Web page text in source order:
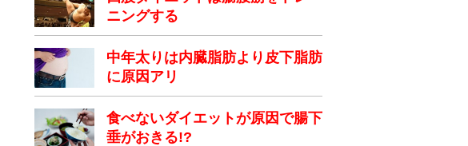
ニングする
中年太りは内臓脂肪より皮下脂肪
に原因アリ
食べないダイエットが原因で腸下
垂がおきる!?